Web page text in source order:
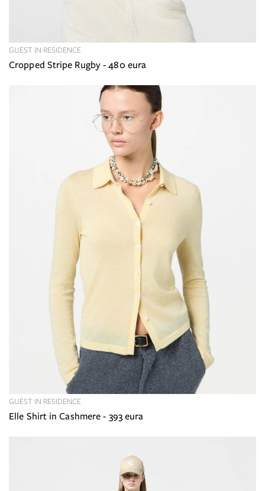
Cropped Stripe Rugby - 480 eura
GUEST IN RESIDENCE
Elle Shirt in Cashmere - 393 eura
GUEST IN RESIDENCE